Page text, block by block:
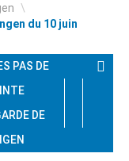
\
du 10 juin
PAS DE
DE